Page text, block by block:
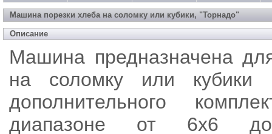
Машина порезки хлеба на соломку или кубики, "Торнадо"
Описание
Машина предназначена
на соломку или кубики
дополнительного
диапазоне от 6х6